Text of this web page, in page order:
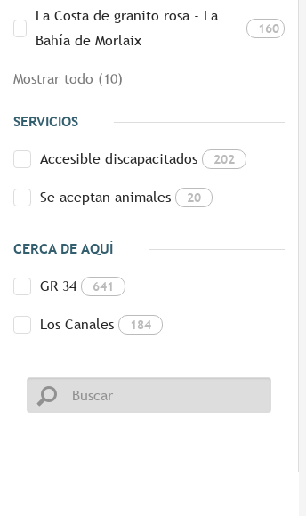
La Costa de granito rosa - La
Bahía de Morlaix
160
Mostrar todo (10)
SERVICIOS
Accesible discapacitados 202
Se aceptan animales 20
CERCA DE AQUÍ
GR 34 641
Los Canales 184